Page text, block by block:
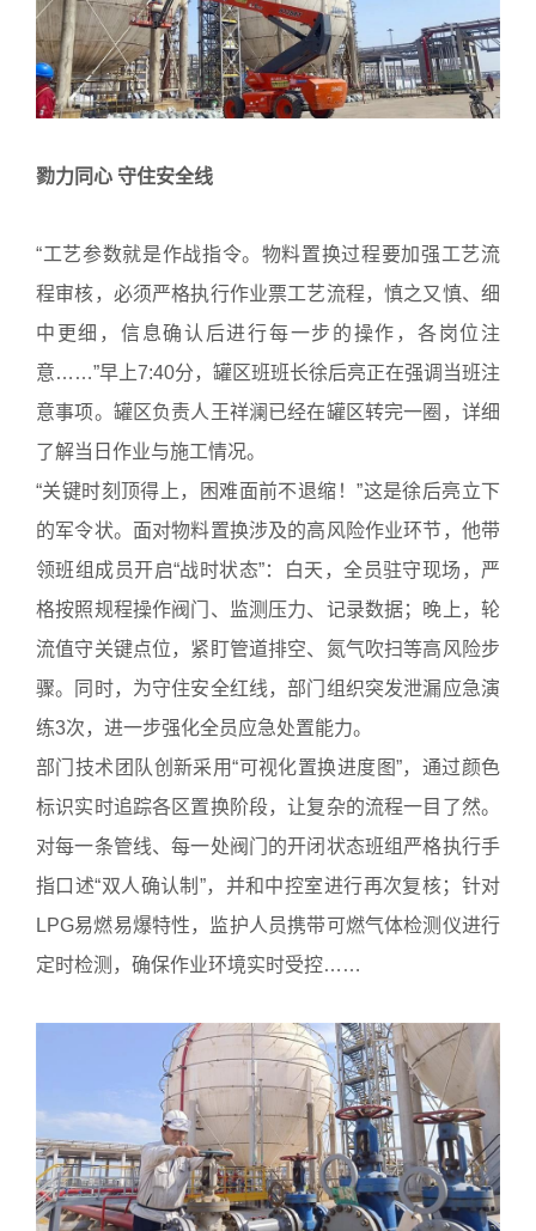
勠力同心 守住安全线
“工艺参数就是作战指令。物料置换过程要加强工艺流
程审核，必须严格执行作业票工艺流程，慎之又慎、细
中更细，信息确认后进行每一步的操作，各岗位注
意……”早上7:40分，罐区班班长徐后亮正在强调当班注
意事项。罐区负责人王祥澜已经在罐区转完一圈，详细
了解当日作业与施工情况。
“关键时刻顶得上，困难面前不退缩！”这是徐后亮立下
的军令状。面对物料置换涉及的高风险作业环节，他带
领班组成员开启“战时状态”：白天，全员驻守现场，严
格按照规程操作阀门、监测压力、记录数据；晚上，轮
流值守关键点位，紧盯管道排空、氮气吹扫等高风险步
骤。同时，为守住安全红线，部门组织突发泄漏应急演
练3次，进一步强化全员应急处置能力。
部门技术团队创新采用“可视化置换进度图”，通过颜色
标识实时追踪各区置换阶段，让复杂的流程一目了然。
对每一条管线、每一处阀门的开闭状态班组严格执行手
指口述“双人确认制”，并和中控室进行再次复核；针对
LPG易燃易爆特性，监护人员携带可燃气体检测仪进行
定时检测，确保作业环境实时受控……